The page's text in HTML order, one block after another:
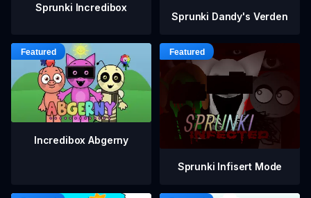
Sprunki Incredibox
Sprunki Dandy's Verden
Incredibox Abgerny
Sprunki Infisert Mode